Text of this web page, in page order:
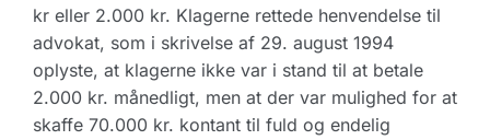
kr eller 2.000 kr. Klagerne rettede henvendelse til
advokat, som i skrivelse af 29. august 1994
oplyste, at klagerne ikke var i stand til at betale
2.000 kr. månedligt, men at der var mulighed for at
skaffe 70.000 kr. kontant til fuld og endelig